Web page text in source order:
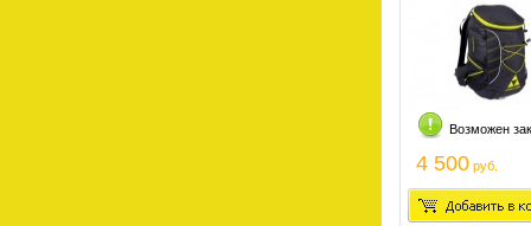
Возможен
4 500 руб.